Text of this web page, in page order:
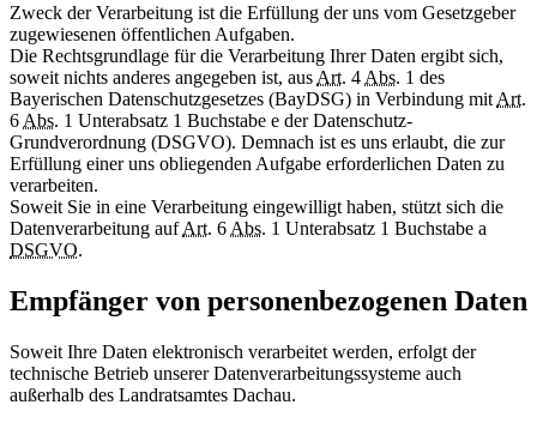
Zweck der Verarbeitung ist die Erfüllung der uns vom Gesetzgeber
zugewiesenen öffentlichen Aufgaben.
Die Rechtsgrundlage für die Verarbeitung Ihrer Daten ergibt sich,
soweit nichts anderes angegeben ist, aus Art. 4 Abs. 1 des
Bayerischen Datenschutzgesetzes (BayDSG) in Verbindung mit Art.
6 Abs. 1 Unterabsatz 1 Buchstabe e der Datenschutz-
Grundverordnung (DSGVO). Demnach ist es uns erlaubt, die zur
Erfüllung einer uns obliegenden Aufgabe erforderlichen Daten zu
verarbeiten.
Soweit Sie in eine Verarbeitung eingewilligt haben, stützt sich die
Datenverarbeitung aufArt. 6 Abs. 1 Unterabsatz 1 Buchstabe a
DSGVO.
Empfänger von personenbezogenen Daten
Soweit Ihre Daten elektronisch verarbeitet werden, erfolgt der
technische Betrieb unserer Datenverarbeitungssysteme auch
außerhalb des Landratsamtes Dachau.